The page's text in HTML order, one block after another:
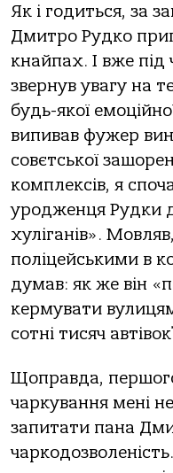
Як і годиться, за
Дмитро Рудко
кнайпах. І вже під
звернув увагу на
будь-якої
випивав фужер
совєтської
комплексів, я
уродженця Рудки
хуліганів».
поліцейськими в
думав: як же він
кермувати
сотні тисяч
Щоправда,
чаркування мені
запитати пана